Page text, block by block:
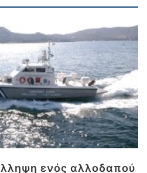
ενός αλλοδαπού